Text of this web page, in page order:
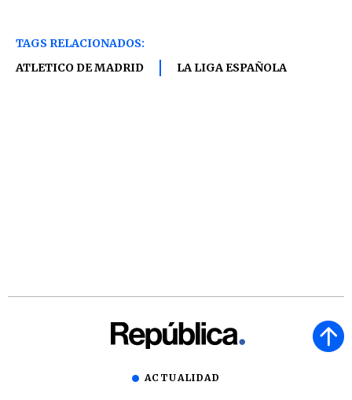
TAGS RELACIONADOS:
ATLETICO DE MADRID
LA LIGA ESPAÑOLA
ACTUALIDAD